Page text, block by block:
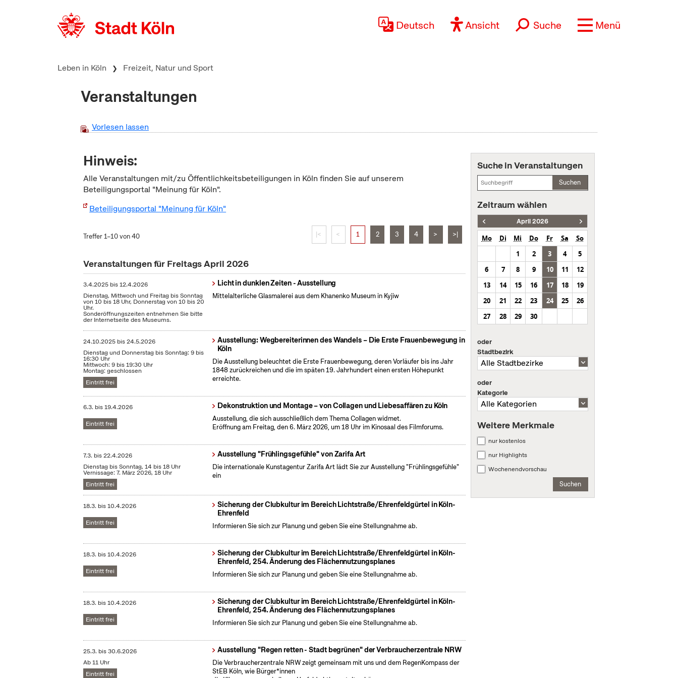
Deutsch Ansicht Suche Menü
Leben in Köln Freizeit, Natur und Sport
Veranstaltungen
Vorlesen lassen
Hinweis:
Alle Veranstaltungen mit/zu Öffentlichkeitsbeteiligungen in Köln finden Sie auf unserem
Beteiligungsportal "Meinung für Köln".
Beteiligungsportal "Meinung für Köln"
Treffer 1–10 von 40 |< < 1 2 3 4 > >|
Veranstaltungen für Freitags April 2026
3.4.2025 bis12.4.2026
Dienstag, Mittwoch und Freitag bis Sonntag
von 10 bis 18 Uhr, Donnerstag von 10 bis 20
Uhr.
Sonderöffnungszeiten entnehmen Sie bitte
der Internetseite des Museums.
Licht in dunklen Zeiten - Ausstellung
Mittelalterliche Glasmalerei aus dem Khanenko Museum in Kyjiw
24.10.2025 bis24.5.2026
Dienstag und Donnerstag bis Sonntag: 9 bis
16:30 Uhr
Mittwoch: 9 bis 19:30 Uhr
Montag: geschlossen
Eintritt frei
Ausstellung: Wegbereiterinnen des Wandels – Die Erste Frauenbewegung in
Köln
Die Ausstellung beleuchtet die Erste Frauenbewegung, deren Vorläufer bis ins Jahr
1848 zurückreichen und die im späten 19. Jahrhundert einen ersten Höhepunkt
erreichte.
6.3. bis19.4.2026
Eintritt frei
Dekonstruktion und Montage – von Collagen und Liebesaffären zu Köln
Ausstellung, die sich ausschließlich dem Thema Collagen widmet.
Eröffnung am Freitag, den 6. März 2026, um 18 Uhr im Kinosaal des Filmforums.
7.3. bis22.4.2026
Dienstag bis Sonntag, 14 bis 18 Uhr
Vernissage: 7. März 2026, 18 Uhr
Eintritt frei
Ausstellung "Frühlingsgefühle" von Zarifa Art
Die internationale Kunstagentur Zarifa Art lädt Sie zur Ausstellung "Frühlingsgefühle"
ein
18.3. bis10.4.2026
Eintritt frei
Sicherung der Clubkultur im Bereich Lichtstraße/Ehrenfeldgürtel in Köln-
Ehrenfeld
Informieren Sie sich zur Planung und geben Sie eine Stellungnahme ab.
18.3. bis10.4.2026
Eintritt frei
Sicherung der Clubkultur im Bereich Lichtstraße/Ehrenfeldgürtel in Köln-
Ehrenfeld, 254. Änderung des Flächennutzungsplanes
Informieren Sie sich zur Planung und geben Sie eine Stellungnahme ab.
18.3. bis10.4.2026
Eintritt frei
Sicherung der Clubkultur im Bereich Lichtstraße/Ehrenfeldgürtel in Köln-
Ehrenfeld, 254. Änderung des Flächennutzungsplanes
Informieren Sie sich zur Planung und geben Sie eine Stellungnahme ab.
25.3. bis30.6.2026
Ab 11 Uhr
Eintritt frei
Ausstellung "Regen retten - Stadt begrünen" der Verbraucherzentrale NRW
Die Verbraucherzentrale NRW zeigt gemeinsam mit uns und dem RegenKompass der
StEB Köln, wie Bürger*innen
Suche in Veranstaltungen
Suchen
Zeitraum wählen
April 2026
Mo Di Mi Do Fr Sa
So
1
2 3 4
5
6
7 8 9 10 11
12
13
14 15 16 17 18
19
20
21 22 23 24 25
26
27
28 29 30
oder
Stadtbezirk
oder
Kategorie
Weitere Merkmale
nur kostenlos
nur Highlights
Wochenendvorschau
Suchen